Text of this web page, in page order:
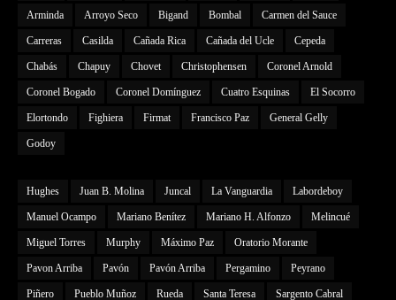
Arminda Arroyo Seco Bigand Bombal Carmen del Sauce
Carreras Casilda Cañada Rica Cañada del Ucle Cepeda
Chabás Chapuy Chovet Christophensen Coronel Arnold
Coronel Bogado Coronel Domínguez Cuatro Esquinas El Socorro
Elortondo Fighiera Firmat Francisco Paz General Gelly
Godoy
Hughes Juan B. Molina Juncal La Vanguardia Labordeboy
Manuel Ocampo Mariano Benítez Mariano H. Alfonzo Melincué
Miguel Torres Murphy Máximo Paz Oratorio Morante
Pavon Arriba Pavón Pavón Arriba Pergamino Peyrano
Piñero Pueblo Muñoz Rueda Santa Teresa Sargento Cabral